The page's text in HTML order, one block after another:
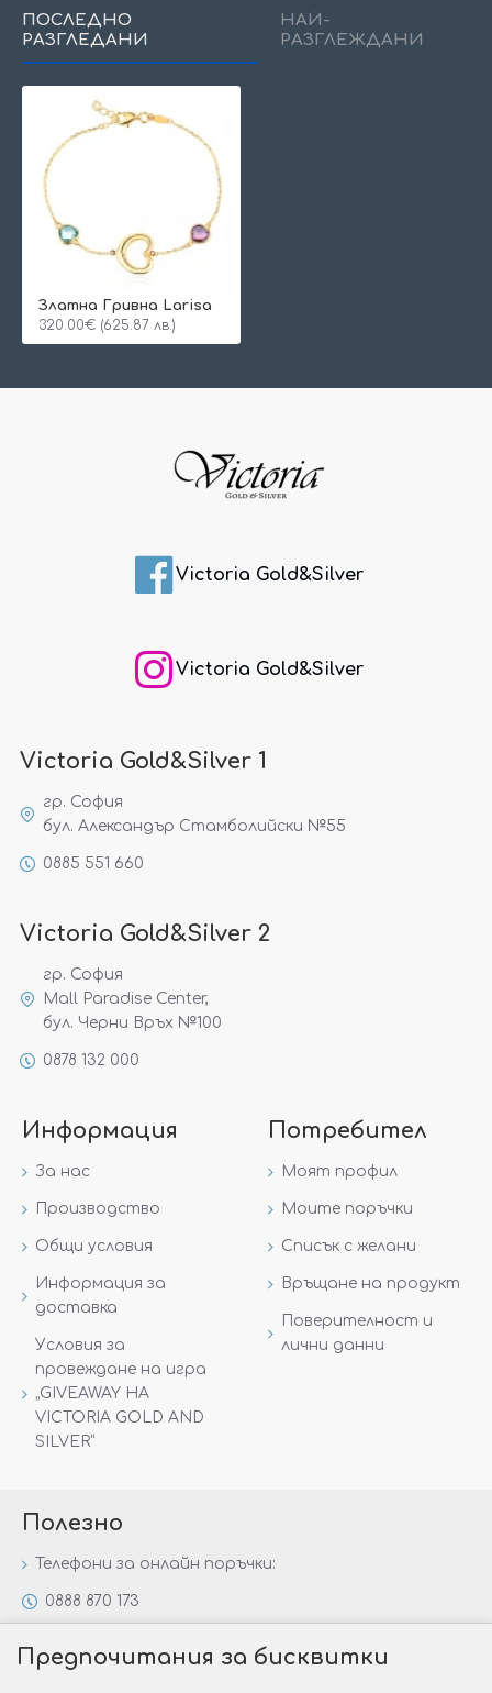
ПОСЛЕДНО
РАЗГЛЕДАНИ
НАЙ-
РАЗГЛЕЖДАНИ
Златна Гривна Larisa
320.00€ (625.87 лв.)
Victoria Gold&Silver
Victoria Gold&Silver
Victoria Gold&Silver 1
гр. София
бул. Александър Стамболийски №55
0885 551 660
Victoria Gold&Silver 2
гр. София
Mall Paradise Center,
бул. Черни Връх №100
0878 132 000
Информация
За нас
Производство
Общи условия
Информация за
доставка
Условия за
провеждане на игра
„GIVEAWAY НА
VICTORIA GOLD AND
SILVER“
Потребител
Моят профил
Моите поръчки
Списък с желани
Връщане на продукт
Поверителност и
лични данни
Полезно
Телефони за онлайн поръчки:
0888 870 173
Предпочитания за бисквитки